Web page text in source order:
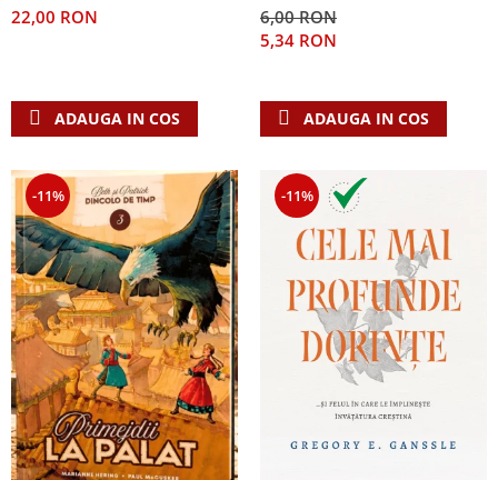
22,00 RON
ADAUGA IN COS
6,00 RON
5,34 RON
ADAUGA IN COS
-11% -11%